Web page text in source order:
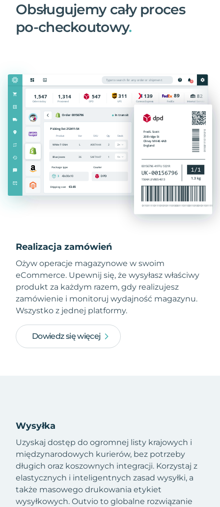
Obsługujemy cały proces
po-checkoutowy.
Realizacja zamówień
Ożyw operacje magazynowe w swoim
eCommerce. Upewnij się, że wysyłasz właściwy
produkt za każdym razem, gdy realizujesz
zamówienie i monitoruj wydajność magazynu.
Wszystko z jednej platformy.
Dowiedz się więcej
Wysyłka
Uzyskaj dostęp do ogromnej listy krajowych i
międzynarodowych kurierów, bez potrzeby
długich oraz koszownych integracji. Korzystaj z
elastycznych i inteligentnych zasad wysyłki, a
także masowego drukowania etykiet
wysyłkowych. Outvio to globalne rozwiązanie